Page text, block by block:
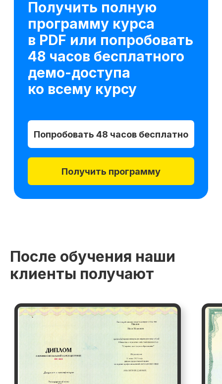
После обучения наши
клиенты получают
fr152169.000
r152169.000/
при полной оплате
Дополнительная
Оплатить
начало обучения: start152169.000
Получить консультацию